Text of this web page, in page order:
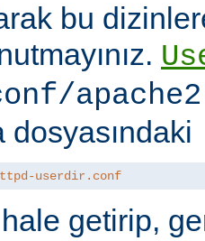
bu
dosyasındaki
userdir.conf
hale getirip,